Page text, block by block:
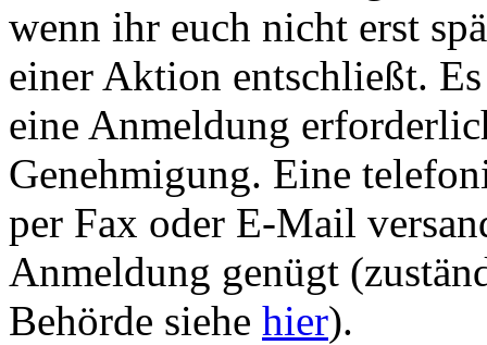
wenn ihr euch nicht erst
einer Aktion entschließt.
eine Anmeldung
Genehmigung. Eine
per Fax oder E-Mail
Anmeldung genügt
Behörde siehe hier).